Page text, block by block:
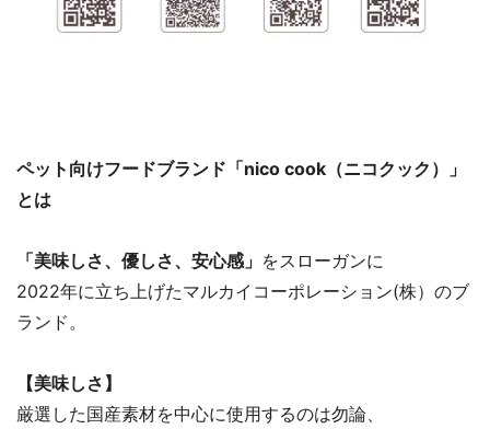
ペット向けフードブランド「nico cook（ニコクック）」
とは
「美味しさ、優しさ、安心感」 をスローガンに
2022年に立ち上げたマルカイコーポレーション(株）のブ
ランド。
【美味しさ】
厳選した国産素材を中心に使用するのは勿論、